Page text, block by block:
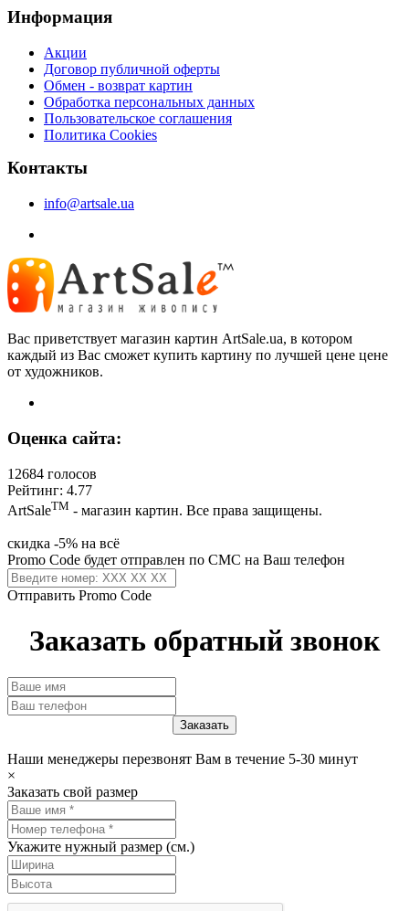
Информация
Акции
Договор публичной оферты
Обмен - возврат картин
Обработка персональных данных
Пользовательское соглашения
Политика Cookies
Контакты
info@artsale.ua
Вас приветствует магазин картин ArtSale.ua, в котором
каждый из Вас сможет купить картину по лучшей цене цене
от художников.
Оценка сайта:
12684 голосов
Рейтинг: 4.77
ArtSaleТМ - магазин картин. Все права защищены.
скидка -5% на всё
Promo Code будет отправлен по СМС на Ваш телефон
Отправить Promo Code
Заказать обратный звонок
Наши менеджеры перезвонят Вам в течение 5-30 минут
×
Заказать свой размер
Укажите нужный размер (см.)